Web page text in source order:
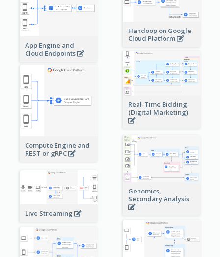
App Engine and
Cloud Endpoints
Handoop on Google
Cloud Platform
Real-Time Bidding
(Digital Marketing)
Compute Engine and
REST or gRPC
Genomics,
Secondary Analysis
Live Streaming